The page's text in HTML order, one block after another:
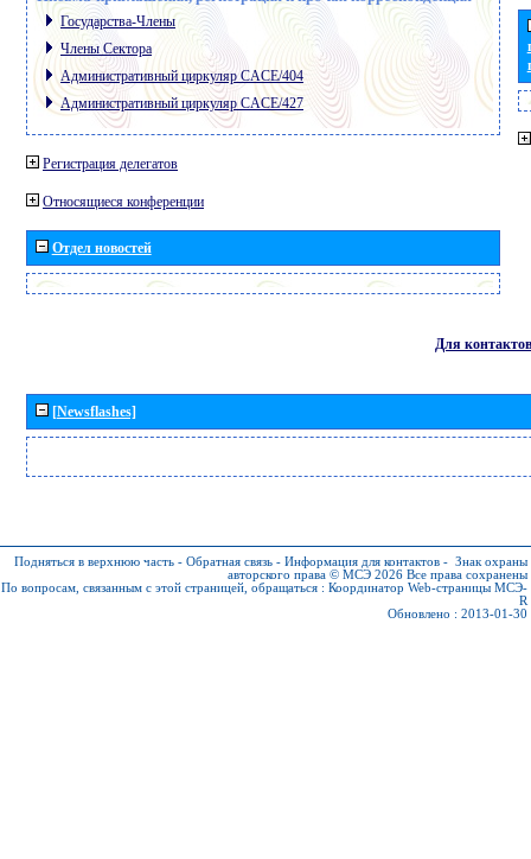
Государства-Члены
Члены Сектора
Административный циркуляр CACE/404
Административный циркуляр CACE/427
Регистрация делегатов
Относящиеся конференции
Отдел новостей
Для контактов
[Newsflashes]
Подняться в верхнюю часть - Обратная связь - Информация для контактов - Знак охраны
авторского права © МСЭ 2026 Все права сохранены
По вопросам, связанным с этой страницей, обращаться : Координатор Web-страницы МСЭ-
R
Обновлено : 2013-01-30